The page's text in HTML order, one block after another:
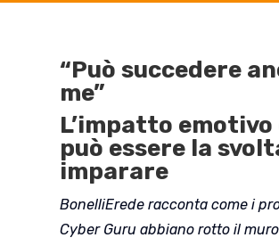
“Può succedere
me”
L’impatto emotivo
può essere la
imparare
BonelliErede racconta come i
Cyber Guru abbiano rotto il